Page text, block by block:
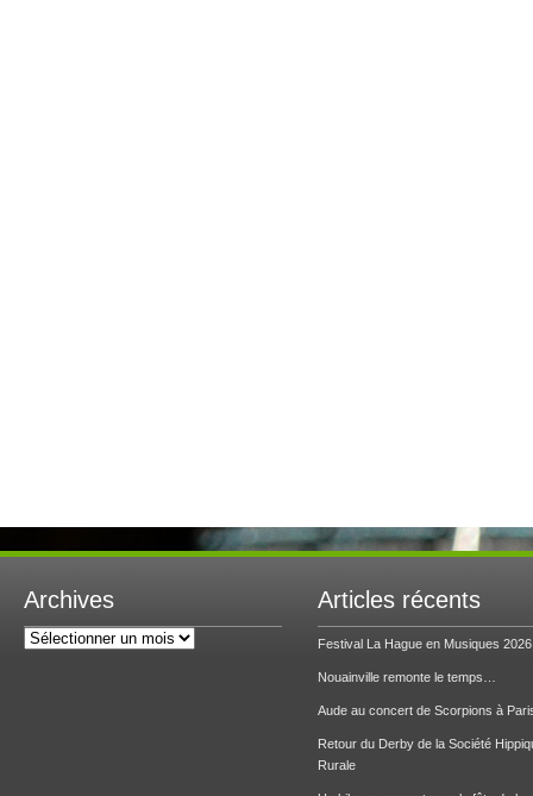
Archives
Archives
Articles récents
Festival La Hague en Musiques 2026
Nouainville remonte le temps…
Aude au concert de Scorpions à
Retour du Derby de la Société
Rurale